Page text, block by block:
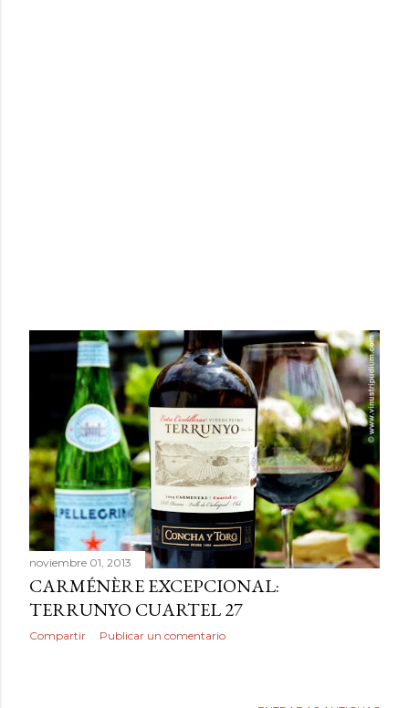
noviembre 01, 2013
CARMÉNÈRE EXCEPCIONAL:
TERRUNYO CUARTEL 27
Compartir Publicar un comentario